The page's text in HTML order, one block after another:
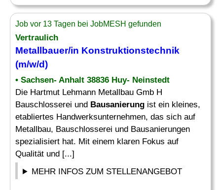
Job vor 13 Tagen bei JobMESH gefunden
Vertraulich
Metallbauer/in Konstruktionstechnik
(m/w/d)
• Sachsen- Anhalt 38836 Huy- Neinstedt
Die Hartmut Lehmann Metallbau Gmb H
Bauschlosserei und Bausanierung ist ein kleines,
etabliertes Handwerksunternehmen, das sich auf
Metallbau, Bauschlosserei und Bausanierungen
spezialisiert hat. Mit einem klaren Fokus auf
Qualität und [...]
MEHR INFOS ZUM STELLENANGEBOT